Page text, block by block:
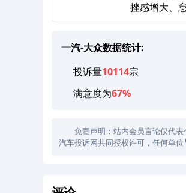
挫感增大、
一汽-大众数据统计:
投诉量10114宗
满意度为67%
免责声明：站内会员言论仅代
汽车投诉网共同授权许可，任何单